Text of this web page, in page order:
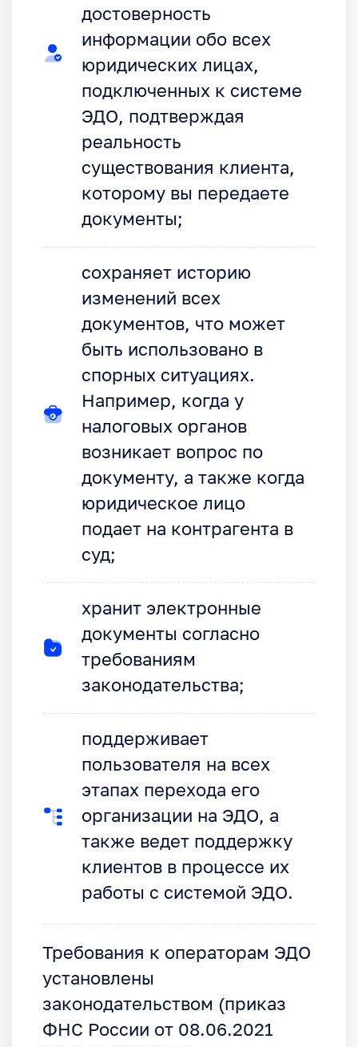
достоверность
информации обо всех
юридических лицах,
подключенных к системе
ЭДО, подтверждая
реальность
существования клиента,
которому вы передаете
документы;
сохраняет историю
изменений всех
документов, что может
быть использовано в
спорных ситуациях.
Например, когда у
налоговых органов
возникает вопрос по
документу, а также когда
юридическое лицо
подает на контрагента в
суд;
хранит электронные
документы согласно
требованиям
законодательства;
поддерживает
пользователя на всех
этапах перехода его
организации на ЭДО, а
также ведет поддержку
клиентов в процессе их
работы с системой ЭДО.
Требования к операторам ЭДО
установлены
законодательством (приказ
ФНС России от 08.06.2021